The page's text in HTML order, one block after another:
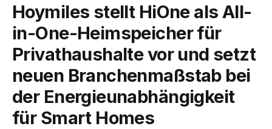
Hoymiles stellt HiOne als All-
in-One-Heimspeicher für
Privathaushalte vor und setzt
neuen Branchenmaßstab bei
der Energieunabhängigkeit
für Smart Homes